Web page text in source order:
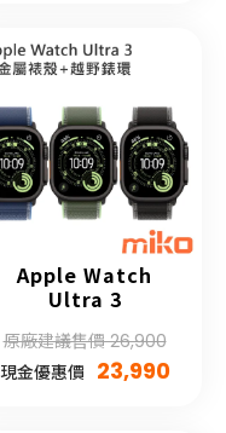
Apple Watch
Ultra 3
原廠建議售價 26,900
現金優惠價 23,990